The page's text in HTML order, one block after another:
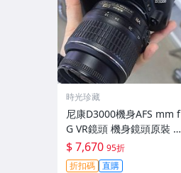
時光珍藏
尼康D3000機身AFS mm f
G VR鏡頭 機身鏡頭原裝 無
拆修無翻新 有輕微使用痕
跡 鏡頭-3430
$ 7,670 95折
折扣碼 直購